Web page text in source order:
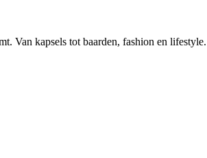
Van kapsels tot baarden, fashion en